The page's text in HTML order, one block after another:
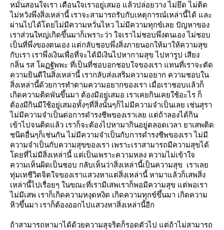
หมั่นสอนใจเรา เตือนใจเราอยู่เสมอ แล้วปล่อยวาง ไม่ยึด ไม่ติด
ไม่หวังพึ่งสิ่งเหล่านี้ เราจะสามารถรับกับเหตุการณ์เหล่านี้ได้ และ
ผ่านไปได้โดยไม่มีความหวั่นไหว ไม่มีความทุกข์เลย ปัญหาของ
เราส่วนใหญ่เกิดขึ้นมาก็เพราะว่า ใจเราไม่ชอบพึ่งตนเอง ไม่ชอบ
เป็นที่พึ่งของตนเอง แต่กลับชอบพึ่งสิ่งภายนอกให้มาให้ความสุข
กับเรา เราพึ่งเงินเพื่อที่จะได้มีเงินไปหากามสุข ไปหารูป เสียง
กลิ่น รส โผฏฐัพพะ ที่เป็นที่ชอบอกชอบใจของเรา แทนที่เราจะตัด
ความยินดีในสิ่งเหล่านี้ เรากลับส่งเสริมความอยาก ความชอบใน
สิ่งเหล่านี้ด้วยการทำตามความอยากของเรา เมื่อเราชอบแล้วก็
เกิดความติดพันขึ้นมา ต้องมีอยู่เสมอ เราเคยกินเคยใช้อะไร ก็
ต้องมีกินมีใช้อยู่เสมอทั้งๆที่สิ่งนั้นๆก็ไม่มีความจำเป็นเลย เช่นสุรา
ไม่มีความจำเป็นต่อการดำรงชีพของเราเลย แต่ถ้าลองได้กิน
เข้าไปจนติดแล้ว เราก็จะต้องไปหามากินอยู่ตลอดเวลา ยาเสพติด
ชนิดอื่นๆก็เช่นกัน ไม่มีความจำเป็นกับการดำรงชีพของเรา ไม่มี
ความจำเป็นกับความสุขของเรา เพราะเราสามารถมีความสุขได้
ดยที่ไม่มีสิ่งเหล่านี้ แต่เป็นเพราะความหลง ความไม่เข้าใจ
ความเห็นผิดเป็นชอบ กลับเห็นว่าสิ่งเหล่านี้เป็นความสุข เราเล
ทุ่มเทชีวิตจิตใจของเราแสวงหาแต่สิ่งเหล่านี้ หามาแล้วก็เสพสิ่ง
เหล่านี้ไปเรื่อยๆ ในขณะที่เรามีเสพเราก็พอมีความสุข แต่พอเรา
ไม่มีเสพ เราก็เกิดความหงุดหงิด เกิดความทุกข์ขึ้นมา เกิดความ
หิวขึ้นมา เราก็ต้องออกไปแสวงหาสิ่งเหล่านี้อีก
ถ้าสามารถหามาได้ด้วยความสุจริตก็รอดตัวไป แต่ถ้าไม่สามารถ